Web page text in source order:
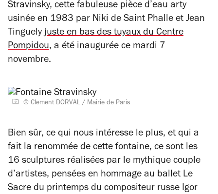
Stravinsky, cette fabuleuse pièce d’eau arty
usinée en 1983 par Niki de Saint Phalle et Jean
Tinguelyjuste en bas des tuyaux du Centre
Pompidou, a été inaugurée ce mardi 7
novembre.
© Clement DORVAL / Mairie de Paris
Bien sûr, ce qui nous intéresse le plus, et qui a
fait la renommée de cette fontaine, ce sont les
16 sculptures réalisées par le mythique couple
d’artistes, pensées en hommage au ballet Le
Sacre du printemps du compositeur russe Igor